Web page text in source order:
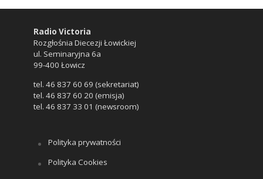
Radio Victoria
Rozgłośnia Diecezji Łowickiej
ul. Seminaryjna 6a
99-400 Łowicz
tel. 46 837 60 69 (sekretariat)
tel. 46 837 60 20 (emisja)
tel. 46 837 33 01 (newsroom)
Polityka prywatności
Polityka Cookies